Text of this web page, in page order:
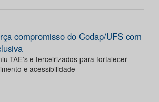
compromisso do Codap/UFS com
TAE’s e terceirizados para fortalecer
e acessibilidade